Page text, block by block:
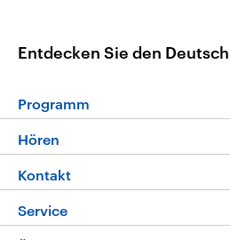
Entdecken Sie den
Programm
Programm
Die Nachrichten
Nachrichtenleicht
Hören
Livestream
Podcasts
Kontakt
Hörerservice
Service